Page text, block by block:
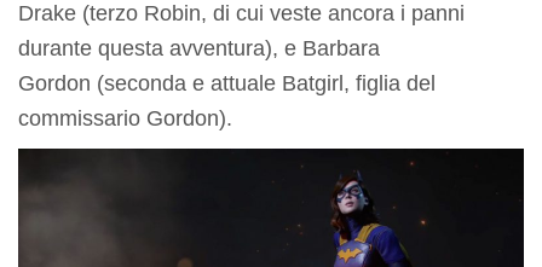
Drake (terzo Robin, di cui veste ancora i panni
durante questa avventura), e Barbara
Gordon (seconda e attuale Batgirl, figlia del
commissario Gordon).